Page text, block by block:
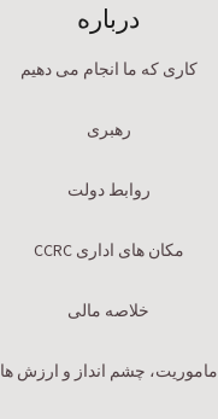
درباره
کاری که ما انجام می دهیم
رهبری
روابط دولت
مکان های اداری CCRC
خلاصه مالی
ماموریت، چشم انداز و ارزش ها